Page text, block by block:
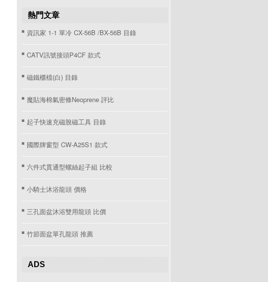
熱門文章
資訊家 1-1 單冷 CX-56B /BX-56B 目錄
CATV訊號接頭P4CF 款式
磁鐵櫃檔(白) 目錄
魔貼海棉氣密條Neoprene 評比
起子快速充磁脫磁工具 目錄
國際牌窗型 CW-A25S1 款式
六件式貫通型螺絲起子組 比較
小騎士沐浴龍頭 價格
三孔面盆沐浴雙用龍頭 比價
竹節面盆單孔龍頭 推薦
ADS